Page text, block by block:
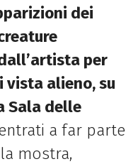
dei
per
vista alieno, su
Sala delle
a far parte
mostra,